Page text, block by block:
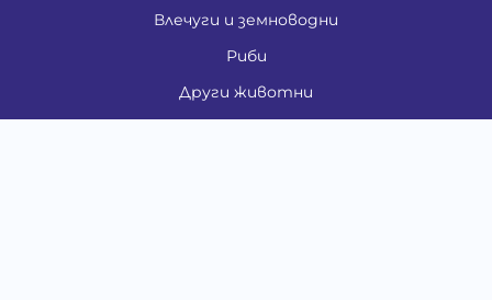
Влечуги и земноводни
Риби
Други животни